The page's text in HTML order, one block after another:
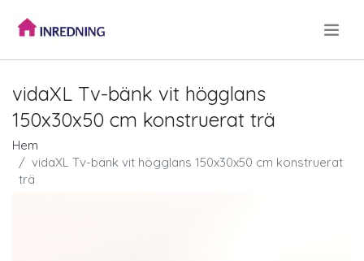
vidaXL Tv-bänk vit högglans
150x30x50 cm konstruerat trä
Hem
vidaXL Tv-bänk vit högglans 150x30x50 cm konstruerat
trä